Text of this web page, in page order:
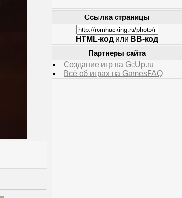
Ссылка страницы
HTML-код или BB-код
Партнеры сайта
Создание игр на GcUp.ru
Всё об играх на GamesFAQ